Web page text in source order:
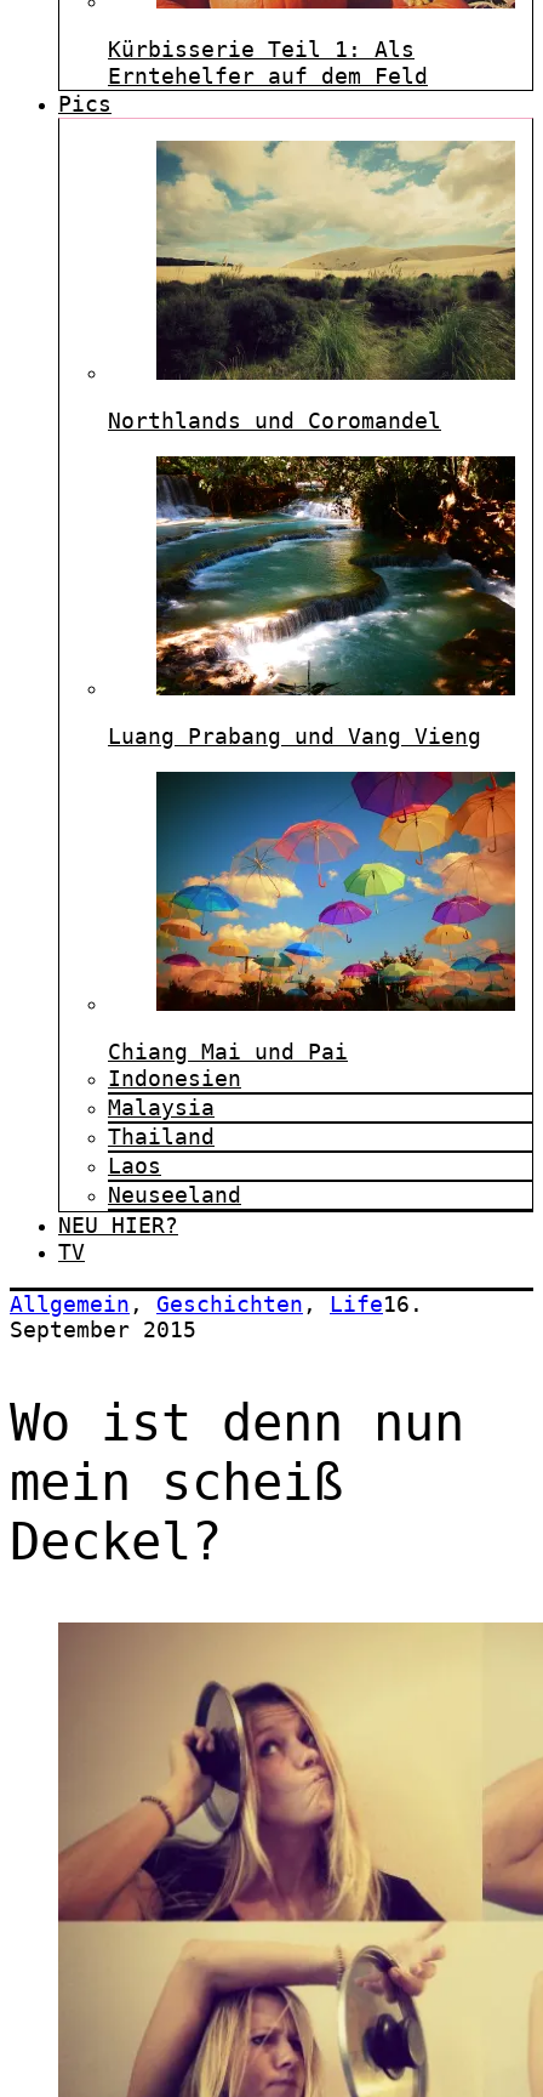
Kürbisserie Teil 1: Als
Erntehelfer auf dem Feld
Pics
Northlands und Coromandel
Luang Prabang und Vang Vieng
Chiang Mai und Pai
Indonesien
Malaysia
Thailand
Laos
Neuseeland
NEU HIER?
TV
Allgemein , Geschichten , Life16.
September 2015
Wo ist denn nun
mein scheiß
Deckel?